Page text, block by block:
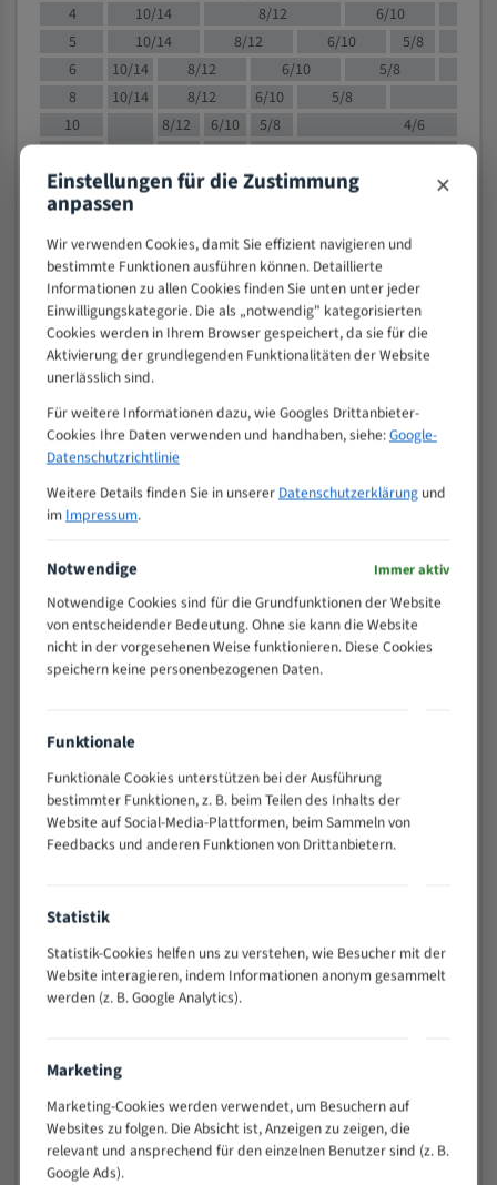
4
10/14 8/12 6/10
5
10/14 8/12 6/10
5/8
6
10/14 8/12 6/10
5/8
8
10/14 8/12 6/10 5/8
10
8/12 6/10 5/8
4/6
15
8/12 6/10
4/5
20
30
4/5
50
80
> 100
VOLLMATERIAL
M (mm)
Zoll (ZpZ))
>
25
10/14
15 - 40
8/12
25 - 50
50 - 120
80 - 180
3/4
130 -
350
2/3
200 -
> 500
0,75/1,25
Vorteile:
Widerstandsfähig gegen Zahnbruch auch bei
schwierigen Werkstücken (Materialmischung,
wechselnde Verbindungslängen)
Sehr geringe Vibration
Technische Beschreibung:
Positiver Spanwinkel
Bandkörper aus hochlegiertem Federstahl
Einstellungen für die Zustimmung
anpassen ×
Wir verwenden Cookies, damit Sie effizient navigieren und
bestimmte Funktionen ausführen können. Detaillierte
Informationen zu allen Cookies finden Sie unten unter jeder
Einwilligungskategorie. Die als „notwendig" kategorisierten
Cookies werden in Ihrem Browser gespeichert, da sie für die
Aktivierung der grundlegenden Funktionalitäten der Website
unerlässlich sind.
Für weitere Informationen dazu, wie Googles Drittanbieter-
Cookies Ihre Daten verwenden und handhaben, siehe:Google-
Datenschutzrichtlinie
Weitere Details finden Sie in unserer Datenschutzerklärungund
im Impressum.
Notwendige Immer aktiv
Notwendige Cookies sind für die Grundfunktionen der Website
von entscheidender Bedeutung. Ohne sie kann die Website
nicht in der vorgesehenen Weise funktionieren. Diese Cookies
speichern keine personenbezogenen Daten.
Funktionale
Funktionale Cookies unterstützen bei der Ausführung
bestimmter Funktionen, z. B. beim Teilen des Inhalts der
Website auf Social-Media-Plattformen, beim Sammeln von
Feedbacks und anderen Funktionen von Drittanbietern.
Statistik
Statistik-Cookies helfen uns zu verstehen, wie Besucher mit der
Website interagieren, indem Informationen anonym gesammelt
werden (z. B. Google Analytics).
Marketing
Marketing-Cookies werden verwendet, um Besuchern auf
Websites zu folgen. Die Absicht ist, Anzeigen zu zeigen, die
relevant und ansprechend für den einzelnen Benutzer sind (z. B.
Google Ads).